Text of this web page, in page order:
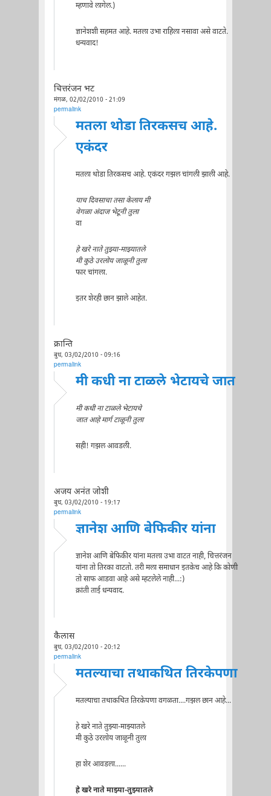
म्हणावे लागेल.)
ज्ञानेशशी सहमत आहे. मतला उभा राहिला नसावा असे वाटते.
धन्यवाद!
चित्तरंजन भट
मंगळ, 02/02/2010 - 21:09
permalink
मतला थोडा तिरकसच आहे.
एकंदर
मतला थोडा तिरकसच आहे. एकंदर गझल चांगली झाली आहे.
याच दिवसाचा तसा केलाय मी
वेगळा अंदाज भेटूनी तुला
वा
हे खरे नाते तुझ्या-माझ्यातले
मी कुठे उरलोय जाळूनी तुला
फार चांगला.
इतर शेरही छान झाले आहेत.
क्रान्ति
बुध, 03/02/2010 - 09:16
permalink
मी कधी ना टाळले भेटायचे जात
मी कधी ना टाळले भेटायचे
जात आहे मार्ग टाळूनी तुला
सही! गझल आवडली.
अजय अनंत जोशी
बुध, 03/02/2010 - 19:17
permalink
ज्ञानेश आणि बेफिकीर यांना
ज्ञानेश आणि बेफिकीर यांना मतला उभा वाटत नाही, चित्तरंजन
यांना तो तिरका वाटतो. तरी मला समाधान इतकेच आहे कि कोणी
तो साफ आडवा आहे असे म्हटलेले नाही...:)
क्रांती ताई धन्यवाद.
कैलास
बुध, 03/02/2010 - 20:12
permalink
मतल्याचा तथाकथित तिरकेपणा
मतल्याचा तथाकथित तिरकेपणा वगळता....गझल छान आहे...
हे खरे नाते तुझ्या-माझ्यातले
मी कुठे उरलोय जाळूनी तुला
हा शेर आवडला......
हे खरे नाते माझ्या-तुझ्यातले